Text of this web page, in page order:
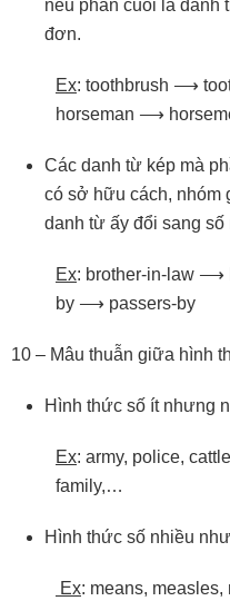
nếu phần cuối là danh
đơn.
Ex: toothbrush
horseman ⟶
Các danh từ kép mà
có sở hữu cách, nhóm
danh từ ấy đổi sang số
Ex: brother-in-
by ⟶ passers-by
10 – Mâu thuẫn giữa hình
Hình thức số ít nhưng
Ex: army, police,
family,…
Hình thức số nhiều
Ex: means,